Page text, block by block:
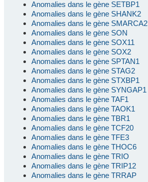
Anomalies dans le gène SETBP1
Anomalies dans le gène SHANK2
Anomalies dans le gène SMARCA2
Anomalies dans le gène SON
Anomalies dans le gène SOX11
Anomalies dans le gène SOX2
Anomalies dans le gène SPTAN1
Anomalies dans le gène STAG2
Anomalies dans le gène STXBP1
Anomalies dans le gène SYNGAP1
Anomalies dans le gène TAF1
Anomalies dans le gène TAOK1
Anomalies dans le gène TBR1
Anomalies dans le gène TCF20
Anomalies dans le gène TFE3
Anomalies dans le gène THOC6
Anomalies dans le gène TRIO
Anomalies dans le gène TRIP12
Anomalies dans le gène TRRAP